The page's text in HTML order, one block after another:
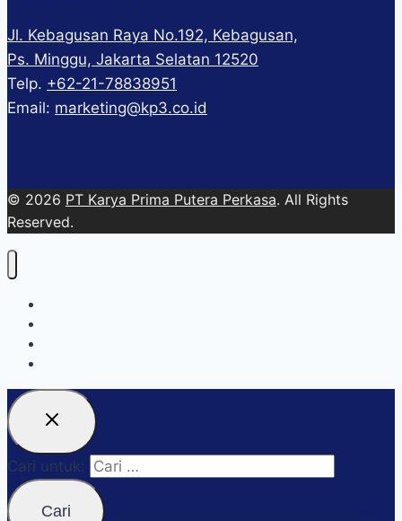
Jl. Kebagusan Raya No.192, Kebagusan,
Ps. Minggu, Jakarta Selatan 12520
Telp. +62-21-78838951
Email: marketing@kp3.co.id
© 2026 PT Karya Prima Putera Perkasa. All Rights
Reserved.
Cari untuk: